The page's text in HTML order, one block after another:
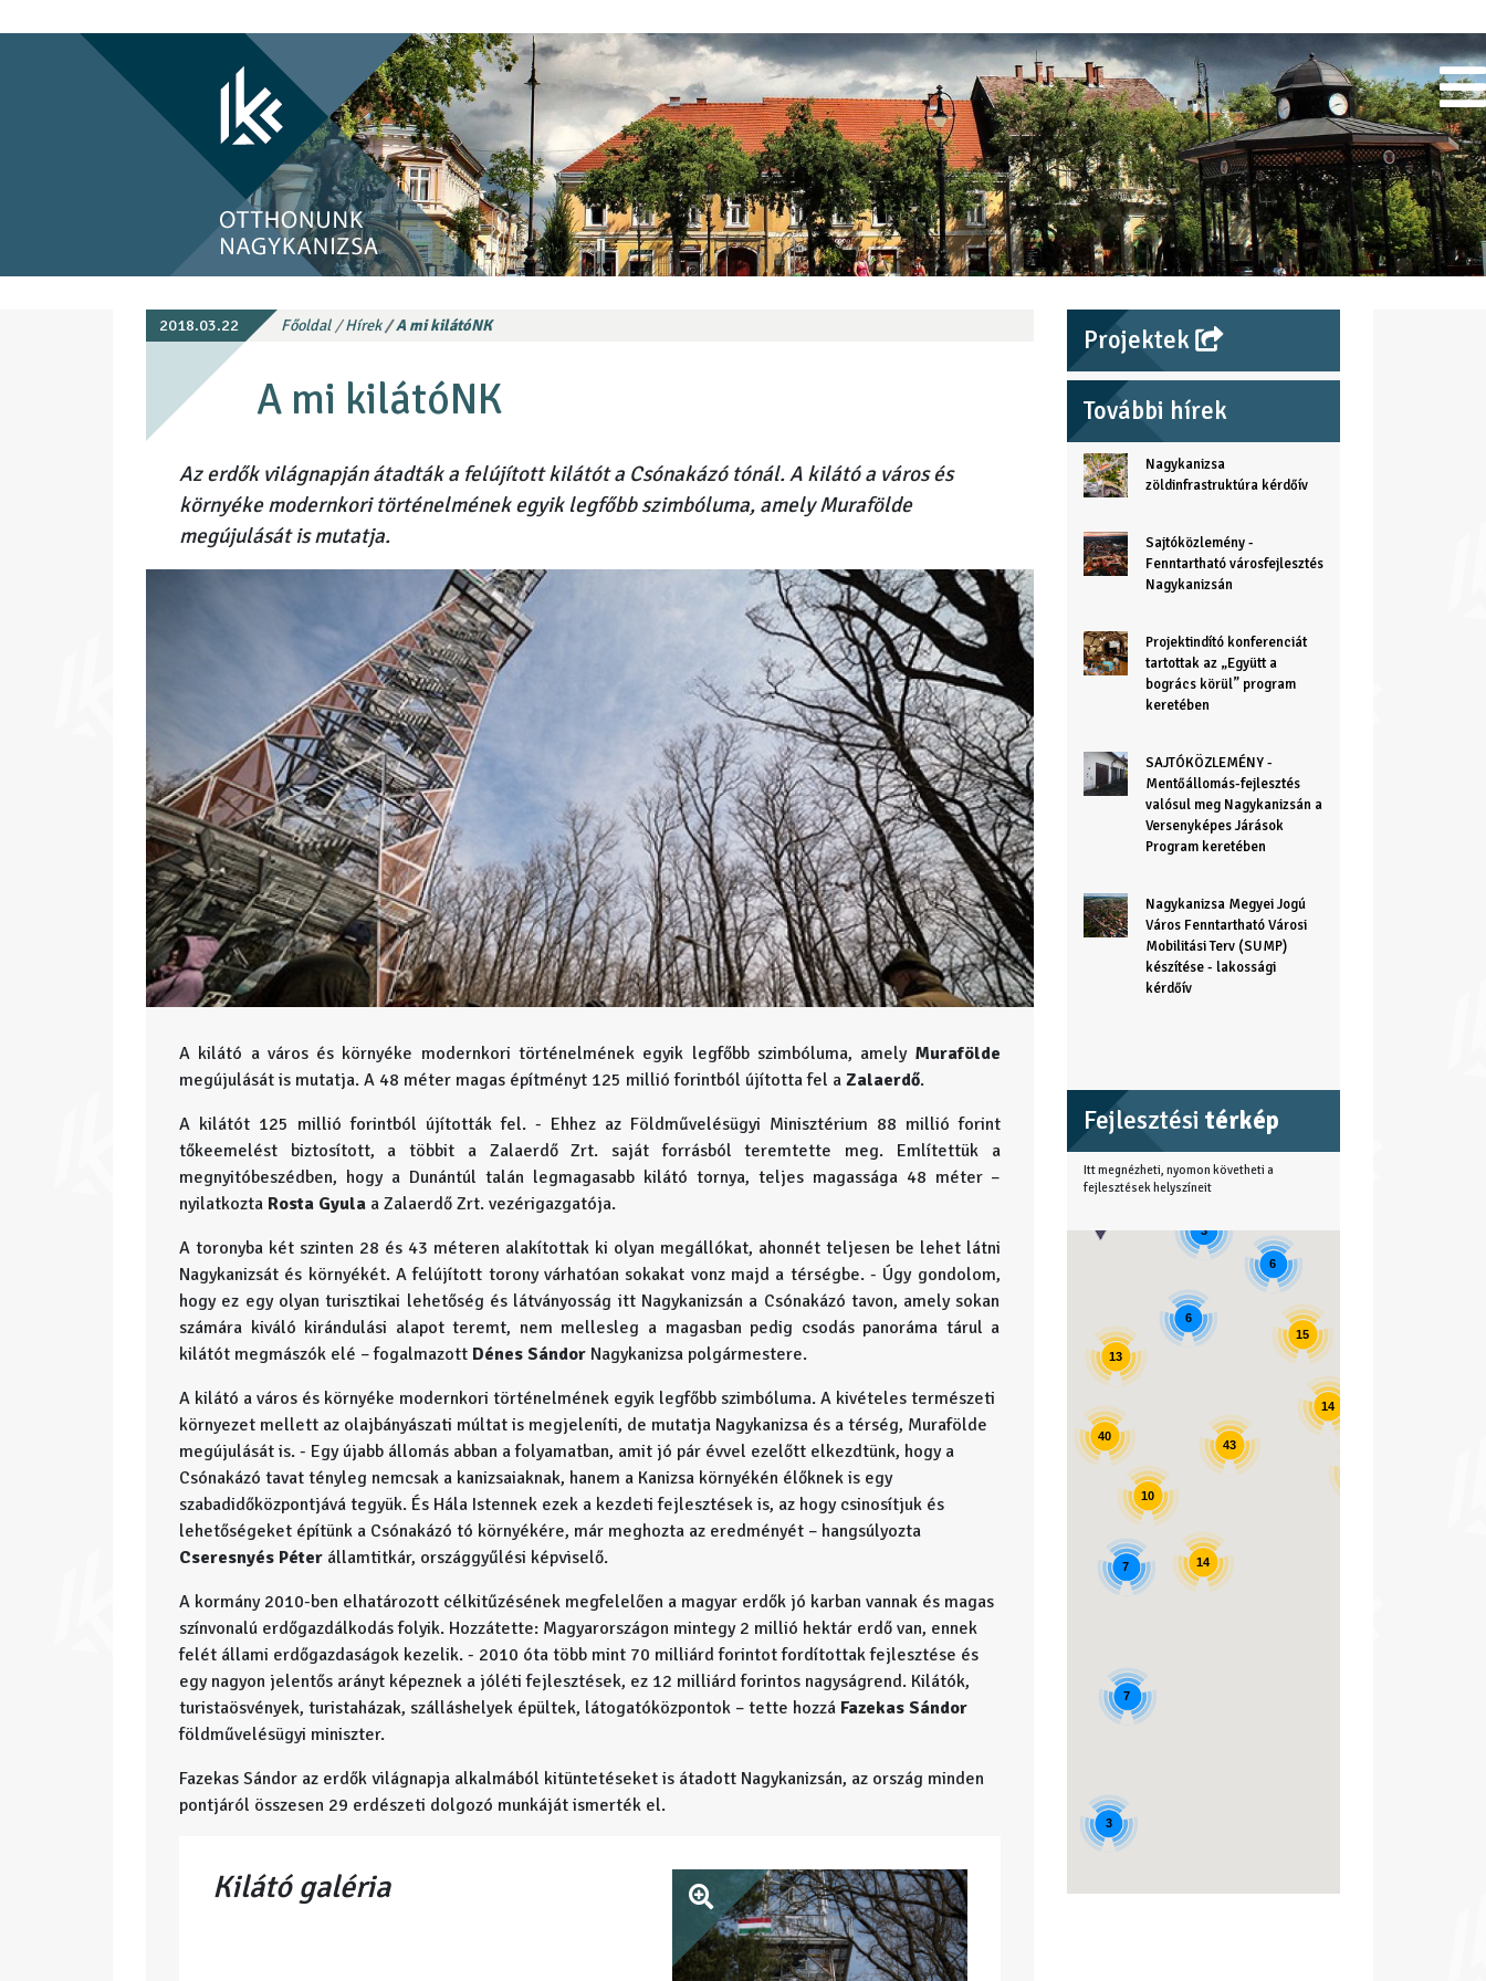
2018.03.22 Főoldal Hírek A mi kilátóNK
A mi kilátóNK
Az erdők világnapján átadták a felújított kilátót a Csónakázó tónál. A kilátó a város és
környéke modernkori történelmének egyik legfőbb szimbóluma, amely Murafölde
megújulását is mutatja.
A kilátó a város és környéke modernkori történelmének egyik legfőbb szimbóluma, amely Murafölde
megújulását is mutatja. A 48 méter magas építményt 125 millió forintból újította fel a Zalaerdő.
A kilátót 125 millió forintból újították fel. - Ehhez az Földművelésügyi Minisztérium 88 millió forint
tőkeemelést biztosított, a többit a Zalaerdő Zrt. saját forrásból teremtette meg. Említettük a
megnyitóbeszédben, hogy a Dunántúl talán legmagasabb kilátó tornya, teljes magassága 48 méter –
nyilatkozta Rosta Gyula a Zalaerdő Zrt. vezérigazgatója.
A toronyba két szinten 28 és 43 méteren alakítottak ki olyan megállókat, ahonnét teljesen be lehet látni
Nagykanizsát és környékét. A felújított torony várhatóan sokakat vonz majd a térségbe. - Úgy gondolom,
hogy ez egy olyan turisztikai lehetőség és látványosság itt Nagykanizsán a Csónakázó tavon, amely sokan
számára kiváló kirándulási alapot teremt, nem mellesleg a magasban pedig csodás panoráma tárul a
kilátót megmászók elé – fogalmazott Dénes Sándor Nagykanizsa polgármestere.
A kilátó a város és környéke modernkori történelmének egyik legfőbb szimbóluma. A kivételes természeti
környezet mellett az olajbányászati múltat is megjeleníti, de mutatja Nagykanizsa és a térség, Murafölde
megújulását is. - Egy újabb állomás abban a folyamatban, amit jó pár évvel ezelőtt elkezdtünk, hogy a
Csónakázó tavat tényleg nemcsak a kanizsaiaknak, hanem a Kanizsa környékén élőknek is egy
szabadidőközpontjává tegyük. És Hála Istennek ezek a kezdeti fejlesztések is, az hogy csinosítjuk és
lehetőségeket építünk a Csónakázó tó környékére, már meghozta az eredményét – hangsúlyozta
Cseresnyés Péter államtitkár, országgyűlési képviselő.
A kormány 2010-ben elhatározott célkitűzésének megfelelően a magyar erdők jó karban vannak és magas
színvonalú erdőgazdálkodás folyik. Hozzátette: Magyarországon mintegy 2 millió hektár erdő van, ennek
felét állami erdőgazdaságok kezelik. - 2010 óta több mint 70 milliárd forintot fordítottak fejlesztése és
egy nagyon jelentős arányt képeznek a jóléti fejlesztések, ez 12 milliárd forintos nagyságrend. Kilátók,
turistaösvények, turistaházak, szálláshelyek épültek, látogatóközpontok – tette hozzá Fazekas Sándor
földművelésügyi miniszter.
Fazekas Sándor az erdők világnapja alkalmából kitüntetéseket is átadott Nagykanizsán, az ország minden
pontjáról összesen 29 erdészeti dolgozó munkáját ismerték el.
Kilátó galéria
Projektek
További hírek
Nagykanizsa
zöldinfrastruktúra kérdőív
Sajtóközlemény -
Fenntartható városfejlesztés
Nagykanizsán
Projektindító konferenciát
tartottak az „Együtt a
bogrács körül” program
keretében
SAJTÓKÖZLEMÉNY -
Mentőállomás-fejlesztés
valósul meg Nagykanizsán a
Versenyképes Járások
Program keretében
Nagykanizsa Megyei Jogú
Város Fenntartható Városi
Mobilitási Terv (SUMP)
készítése - lakossági
kérdőív
Fejlesztési térkép
Itt megnézheti, nyomon követheti a
fejlesztések helyszíneit
14
40
7
43
6
13
15
6
3
3
7
14
10